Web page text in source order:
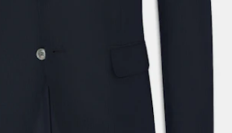
størrelsen din for